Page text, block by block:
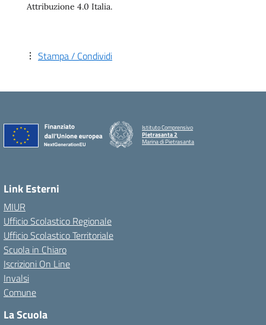
Attribuzione 4.0 Italia.
Stampa / Condividi
Istituto Comprensivo
Pietrasanta 2
Marina di Pietrasanta
Link Esterni
MIUR
Ufficio Scolastico Regionale
Ufficio Scolastico Territoriale
Scuola in Chiaro
Iscrizioni On Line
Invalsi
Comune
La Scuola